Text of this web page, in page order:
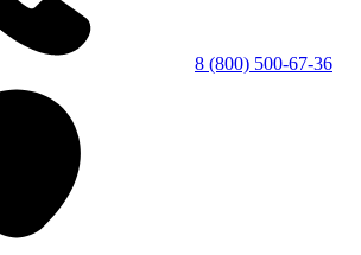
8 (800) 500-67-36